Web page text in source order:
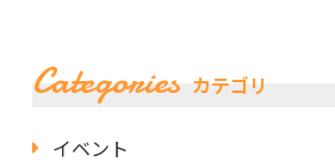
Categories カテゴリ
イベント